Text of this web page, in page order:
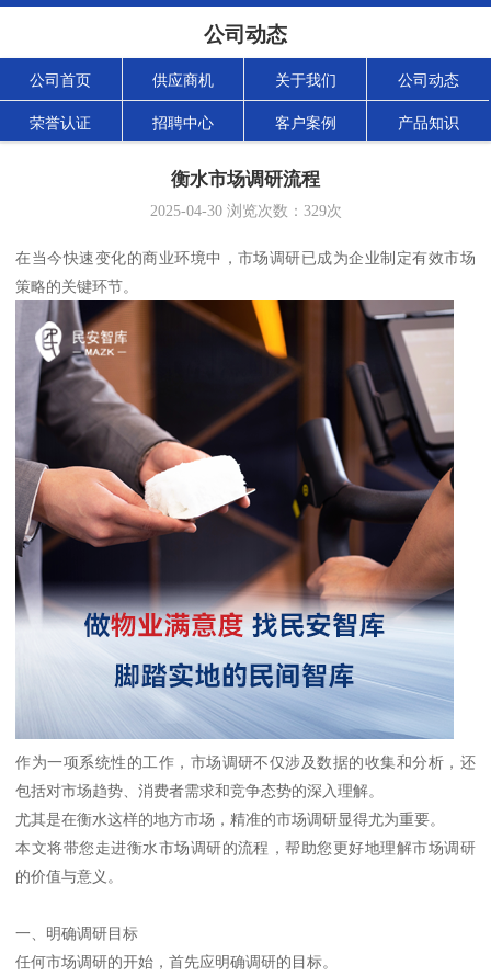
公司动态
公司首页 供应商机 关于我们 公司动态
荣誉认证 招聘中心 客户案例 产品知识
衡水市场调研流程
2025-04-30浏览次数： 329次
在当今快速变化的商业环境中，市场调研已成为企业制定有效市场
策略的关键环节。
作为一项系统性的工作，市场调研不仅涉及数据的收集和分析，还
包括对市场趋势、消费者需求和竞争态势的深入理解。
尤其是在衡水这样的地方市场，精准的市场调研显得尤为重要。
本文将带您走进衡水市场调研的流程，帮助您更好地理解市场调研
的价值与意义。
一、明确调研目标
任何市场调研的开始，首先应明确调研的目标。